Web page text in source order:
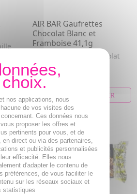
AIR BAR Gaufrettes
Chocolat Blanc et
Framboise 41,1g
Gaufrettes saveur chocolat
Blanc et Framboise
2,35€
AJOUTER AU PANIER
nos applications, nous
de vos visites des
Ces données nous
proposer les offres et
pertinents pour vous, et de
en direct ou via des partenaires,
et publicités personnalisées
efficacité. Elles nous
d'adapter le contenu de
préférences, de vous faciliter le
sur les réseaux sociaux et
statistiques